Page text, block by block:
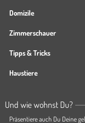
Domizile
Zimmerschauer
Tipps & Tricks
Haustiere
Und wie wohnst Du?
Präsentiere auch Du Deine